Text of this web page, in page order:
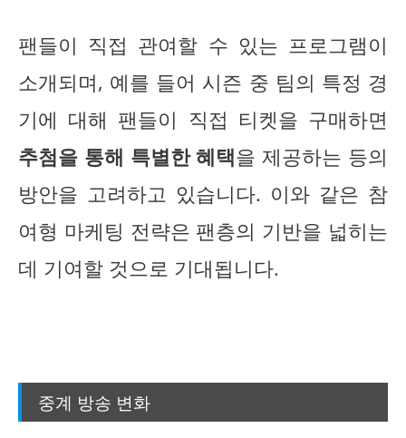
팬들이 직접 관여할 수 있는 프로그램이
소개되며, 예를 들어 시즌 중 팀의 특정 경
기에 대해 팬들이 직접 티켓을 구매하면
추첨을 통해 특별한 혜택을 제공하는 등의
방안을 고려하고 있습니다. 이와 같은 참
여형 마케팅 전략은 팬층의 기반을 넓히는
데 기여할 것으로 기대됩니다.
중계 방송 변화